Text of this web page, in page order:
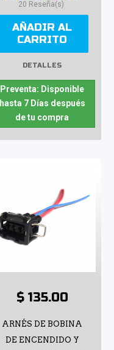
20 Reseña(s)
AÑADIR AL
CARRITO
DETALLES
Preventa: Disponible
hasta 7 Días después
de tu compra
$ 135.00
ARNÉS DE BOBINA
DE ENCENDIDO Y